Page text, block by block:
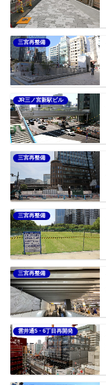
三宮再整備
JR三ノ宮新駅ビル
三宮再整備
三宮再整備
三宮再整備
雲井通5・6丁目再開発